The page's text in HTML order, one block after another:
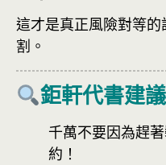
這才是真正風險對等
割。
鉅軒代書建議
千萬不要因為趕
約！